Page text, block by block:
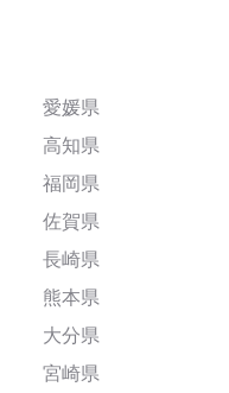
愛媛県
高知県
福岡県
佐賀県
長崎県
熊本県
大分県
宮崎県